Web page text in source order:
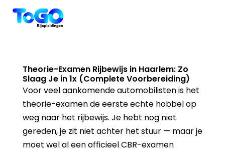
Theorie-Examen Rijbewijs in Haarlem: Zo
Slaag Je in 1x (Complete Voorbereiding)
Voor veel aankomende automobilisten is het
theorie-examen de eerste echte hobbel op
weg naar het rijbewijs. Je hebt nog niet
gereden, je zit niet achter het stuur — maar je
moet wel al een officieel CBR-examen